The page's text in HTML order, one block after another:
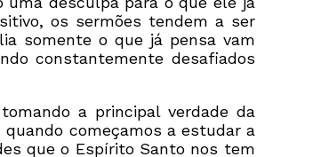
os sermões tendem a ser
somente o que já pensa vam
constantemente desafiados
a principal verdade da
começamos a estudar a
que o Espírito Santo nos tem